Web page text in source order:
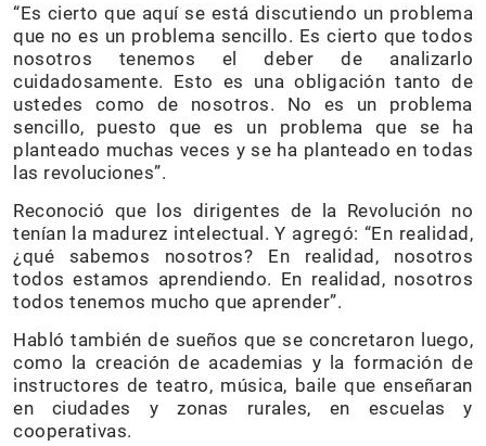
“Es cierto que aquí se está discutiendo un problema
que no es un problema sencillo. Es cierto que todos
nosotros tenemos el deber de analizarlo
cuidadosamente. Esto es una obligación tanto de
ustedes como de nosotros. No es un problema
sencillo, puesto que es un problema que se ha
planteado muchas veces y se ha planteado en todas
las revoluciones”.
Reconoció que los dirigentes de la Revolución no
tenían la madurez intelectual. Y agregó: “En realidad,
¿qué sabemos nosotros? En realidad, nosotros
todos estamos aprendiendo. En realidad, nosotros
todos tenemos mucho que aprender”.
Habló también de sueños que se concretaron luego,
como la creación de academias y la formación de
instructores de teatro, música, baile que enseñaran
en ciudades y zonas rurales, en escuelas y
cooperativas.